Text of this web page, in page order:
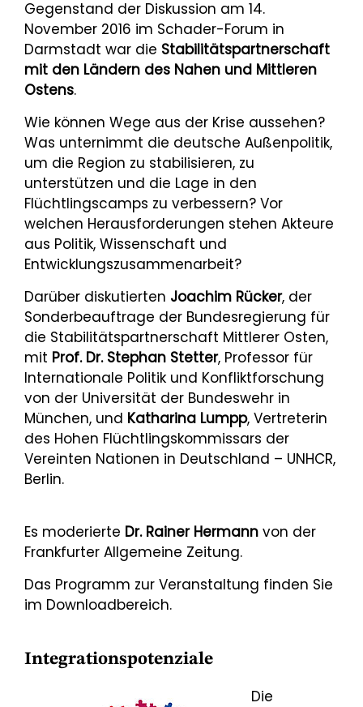
Gegenstand der Diskussion am 14.
November 2016 im Schader-Forum in
Darmstadt war die Stabilitätspartnerschaft
mit den Ländern des Nahen und Mittleren
Ostens.
Wie können Wege aus der Krise aussehen?
Was unternimmt die deutsche Außenpolitik,
um die Region zu stabilisieren, zu
unterstützen und die Lage in den
Flüchtlingscamps zu verbessern? Vor
welchen Herausforderungen stehen Akteure
aus Politik, Wissenschaft und
Entwicklungszusammenarbeit?
Darüber diskutierten Joachim Rücker, der
Sonderbeauftrage der Bundesregierung für
die Stabilitätspartnerschaft Mittlerer Osten,
mit Prof. Dr. Stephan Stetter, Professor für
Internationale Politik und Konfliktforschung
von der Universität der Bundeswehr in
München, und Katharina Lumpp, Vertreterin
des Hohen Flüchtlingskommissars der
Vereinten Nationen in Deutschland – UNHCR,
Berlin.
Es moderierte Dr. Rainer Hermann von der
Frankfurter Allgemeine Zeitung.
Das Programm zur Veranstaltung finden Sie
im Downloadbereich.
Integrationspotenziale
Die